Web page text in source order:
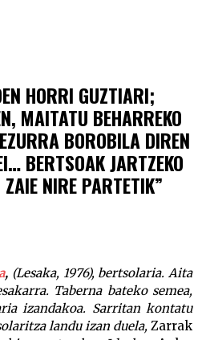
HORRI GUZTIARI;
MAITATU BEHARREKO
BOROBILA DIREN
BERTSOAK JARTZEKO
NIRE PARTETIK”
, (Lesaka, 1976), bertsolaria. Aita
Taberna bateko semea,
izandakoa. Sarritan kontatu
landu izan duela, Zarrak